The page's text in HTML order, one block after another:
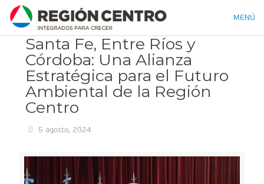
MENÚ
Santa Fe, Entre Ríos y
Córdoba: Una Alianza
Estratégica para el Futuro
Ambiental de la Región
Centro
5 agosto, 2024